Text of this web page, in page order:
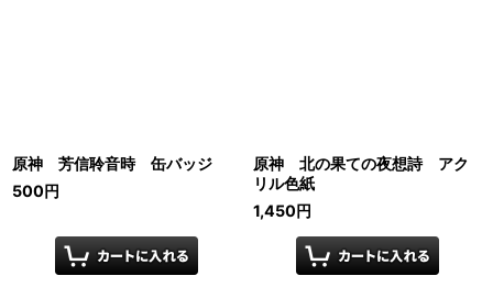
原神 芳信聆音時 缶バッジ
500円
原神 北の果ての夜想詩 アク
リル色紙
1,450円